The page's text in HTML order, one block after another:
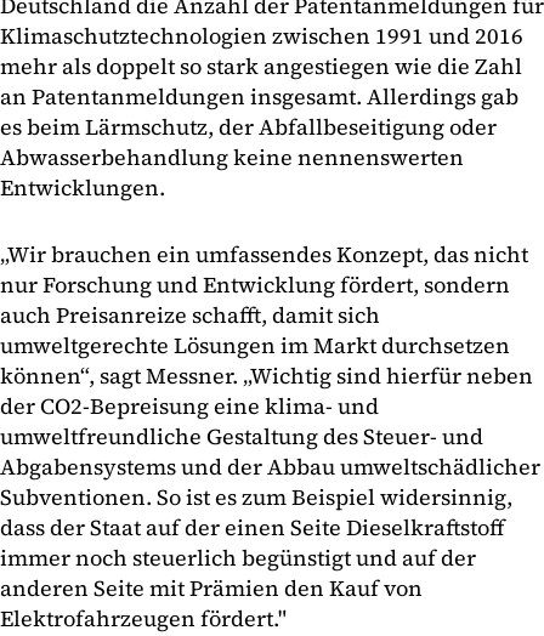
Klimaschutztechnologien zwischen 1991 und 2016
mehr als doppelt so stark angestiegen wie die Zahl
an Patentanmeldungen insgesamt. Allerdings gab
es beim Lärmschutz, der Abfallbeseitigung oder
Abwasserbehandlung keine nennenswerten
Entwicklungen.
„Wir brauchen ein umfassendes Konzept, das nicht
nur Forschung und Entwicklung fördert, sondern
auch Preisanreize schafft, damit sich
umweltgerechte Lösungen im Markt durchsetzen
können“, sagt Messner. „Wichtig sind hierfür neben
der CO2-Bepreisung eine klima- und
umweltfreundliche Gestaltung des Steuer- und
Abgabensystems und der Abbau umweltschädlicher
Subventionen. So ist es zum Beispiel widersinnig,
dass der Staat auf der einen Seite Dieselkraftstoff
immer noch steuerlich begünstigt und auf der
anderen Seite mit Prämien den Kauf von
Elektrofahrzeugen fördert."